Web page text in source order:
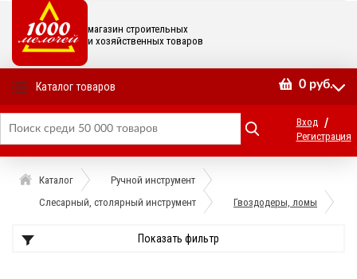
магазин строительных
и хозяйственных товаров
Каталог товаров 0 руб.
Вход /
Регистрация
Каталог
Ручной инструмент
Слесарный, столярный инструмент
Гвоздодеры, ломы
Показать фильтр